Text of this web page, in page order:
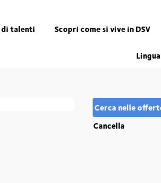
di talenti Scopri come si vive in DSV
Lingua
Cancella